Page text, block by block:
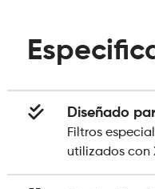
Pro
cantidad
Diseñado
Filtros
utilizados con